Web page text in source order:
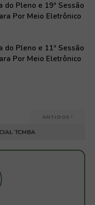
do Pleno e 19ª Sessão
Por Meio Eletrônico
do Pleno e 11ª Sessão
Por Meio Eletrônico
ANTIGOS
TCMBA